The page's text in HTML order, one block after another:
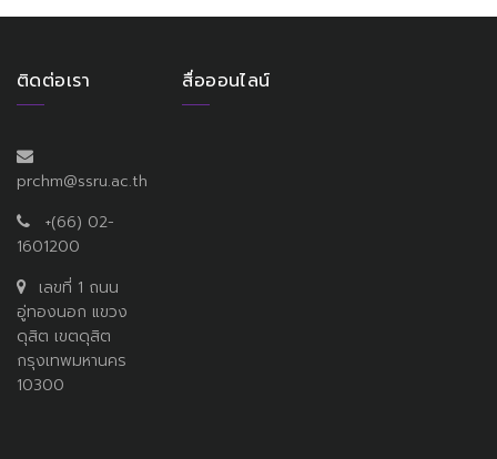
ติดต่อเรา
prchm@ssru.ac.th
+(66) 02-
1601200
เลขที่ 1 ถนน
อู่ทองนอก แขวง
ดุสิต เขตดุสิต
กรุงเทพมหานคร
10300
สื่อออนไลน์